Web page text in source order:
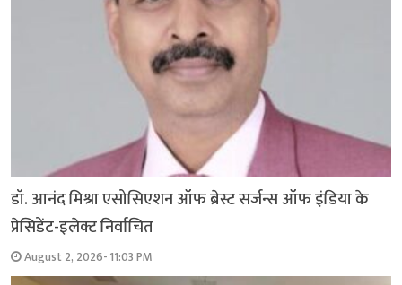
डॉ. आनंद मिश्रा एसोसिएशन ऑफ ब्रेस्ट सर्जन्स ऑफ इंडिया के
प्रेसिडेंट-इलेक्ट निर्वाचित
August 2, 2026- 11:03 PM